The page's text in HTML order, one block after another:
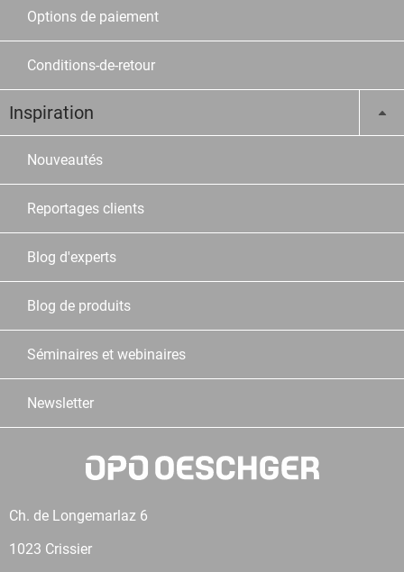
Options de paiement
Conditions-de-retour
Inspiration
Nouveautés
Reportages clients
Blog d'experts
Blog de produits
Séminaires et webinaires
Newsletter
Ch. de Longemarlaz 6
1023 Crissier